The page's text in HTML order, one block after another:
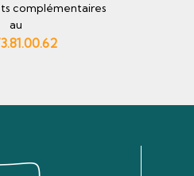
complémentaires
au